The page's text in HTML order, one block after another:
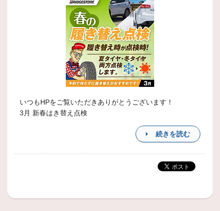
いつもHPをご覧いただきありがとうございます！
3月 新春はき替え点検
続きを読む